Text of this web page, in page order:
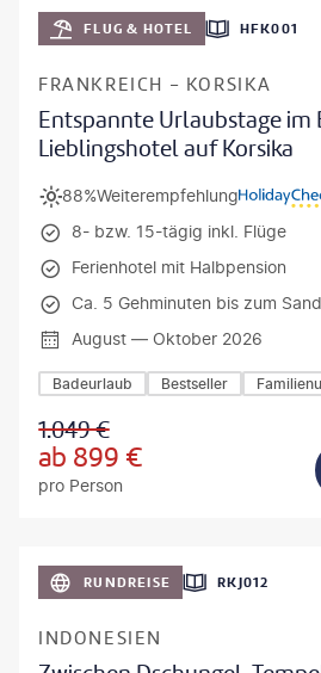
DEAL
FLUG & HOTEL HFK001
FRANKREICH - KORSIKA
Entspannte Urlaubstage im
Lieblingshotel auf Korsika
Weiterempfehlung
88%
8- bzw. 15-tägig inkl. Flüge
Ferienhotel mit Halbpension
Ca. 5 Gehminuten bis zum
August — Oktober 2026
Badeurlaub Bestseller
1.049€
ab 899 €
pro Person
RUNDREISE RKJ012
INDONESIEN